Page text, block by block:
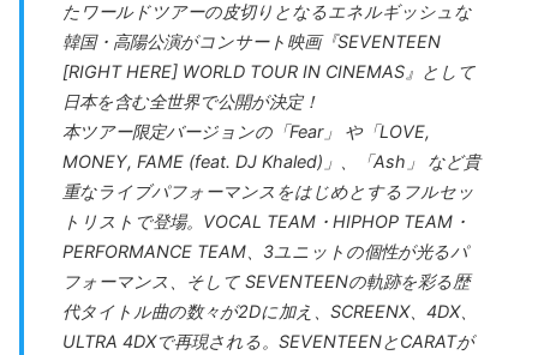
たワールドツアーの皮切りとなるエネルギッシュな
韓国・高陽公演がコンサート映画『SEVENTEEN
[RIGHT HERE] WORLD TOUR IN CINEMAS』として
日本を含む全世界で公開が決定！
本ツアー限定バージョンの「Fear」 や「LOVE,
MONEY, FAME (feat. DJ Khaled)」、「Ash」 など貴
重なライブパフォーマンスをはじめとするフルセッ
トリストで登場。VOCAL TEAM・HIPHOP TEAM・
PERFORMANCE TEAM、3ユニットの個性が光るパ
フォーマンス、そして SEVENTEENの軌跡を彩る歴
代タイトル曲の数々が2Dに加え、SCREENX、4DX、
ULTRA 4DXで再現される。SEVENTEENとCARATが